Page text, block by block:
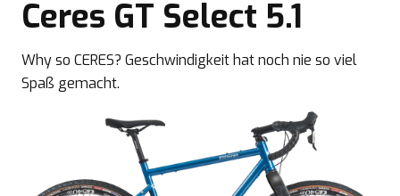
Ceres GT Select 5.1
Why so CERES? Geschwindigkeit hat noch nie so viel
Spaß gemacht.